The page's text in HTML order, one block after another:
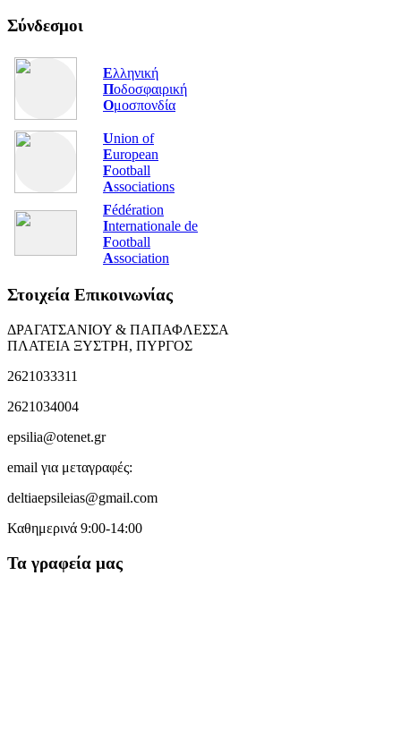
Σύνδεσμοι
Ελληνική
Ποδοσφαιρική
Ομοσπονδία
Union of
European
Football
Associations
Fédération
Internationale de
Football
Association
Στοιχεία Επικοινωνίας
ΔΡΑΓΑΤΣΑΝΙΟΥ & ΠΑΠΑΦΛΕΣΣΑ
ΠΛΑΤΕΙΑ ΞΥΣΤΡΗ, ΠΥΡΓΟΣ
2621033311
2621034004
epsilia@otenet.gr
email για μεταγραφές:
deltiaepsileias@gmail.com
Καθημερινά 9:00-14:00
Τα γραφεία μας